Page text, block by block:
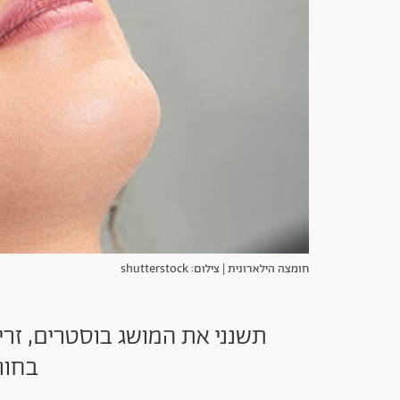
חומצה הילארונית | צילום: shutterstock
תשנני את המושג בוסטרים,